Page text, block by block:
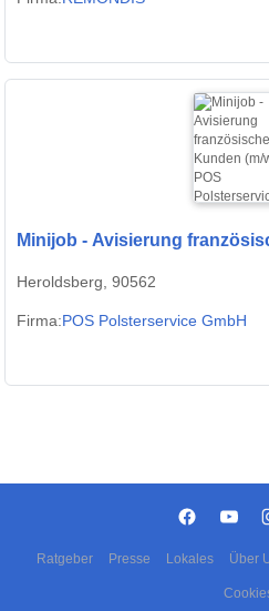
Minijob - Avisierung
Heroldsberg, 90562
Firma:POS Polsterservice GmbH
Ratgeber Presse Lokales Über